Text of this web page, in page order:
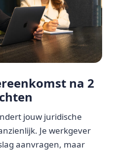
na 2
jouw juridische
Je werkgever
aanvragen, maar